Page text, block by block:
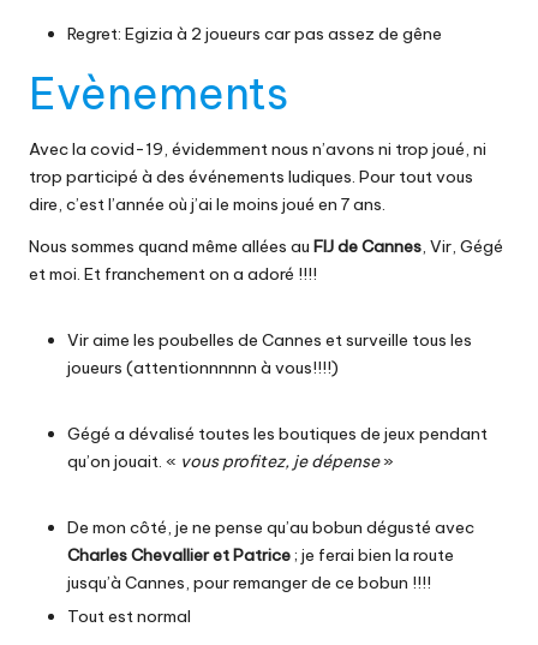
Regret: Egizia à 2 joueurs car pas assez de gêne
Evènements
Avec la covid-19, évidemment nous n’avons ni trop joué, ni
trop participé à des événements ludiques. Pour tout vous
dire, c’est l’année où j’ai le moins joué en 7 ans.
Nous sommes quand même allées au FIJ de Cannes, Vir, Gégé
et moi. Et franchement on a adoré !!!!
Vir aime les poubelles de Cannes et surveille tous les
joueurs (attentionnnnnn à vous!!!!)
Gégé a dévalisé toutes les boutiques de jeux pendant
qu’on jouait. « vous profitez, je dépense»
De mon côté, je ne pense qu’au bobun dégusté avec
Charles Chevallier et Patrice; je ferai bien la route
jusqu’à Cannes, pour remanger de ce bobun !!!!
Tout est normal